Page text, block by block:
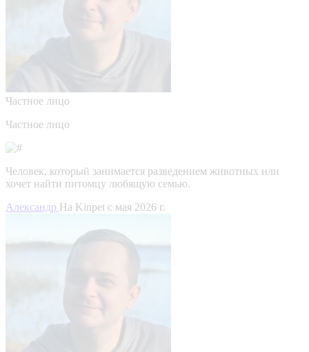
Частное лицо
Частное лицо
Человек, который занимается разведением животных или
хочет найти питомцу любящую семью.
Александр На Kinpet c мая 2026 г.